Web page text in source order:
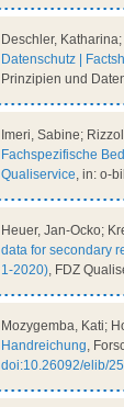
Deschler,
Datenschutz |
Prinzipien und
Imeri, Sabine;
Fachspezifische
Qualiservice, in: o-
Heuer, Jan-Ocko;
data for secondary
1-2020), FDZ
Mozygemba, Kati;
Handreichung,
doi:10.26092/elib/